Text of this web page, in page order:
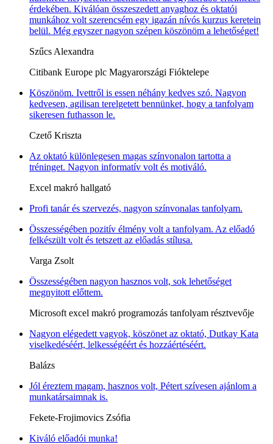
érdekében. Kiválóan összeszedett anyaghoz és oktatói
munkához volt szerencsém egy igazán nívós kurzus keretein
belül. Még egyszer nagyon szépen köszönöm a lehetőséget!
Szűcs Alexandra
Citibank Europe plc Magyarországi Fióktelepe
Köszönöm. Ivettről is essen néhány kedves szó. Nagyon
kedvesen, agilisan terelgetett bennünket, hogy a tanfolyam
sikeresen futhasson le.
Czető Kriszta
Az oktató különlegesen magas színvonalon tartotta a
tréninget. Nagyon informatív volt és motiváló.
Excel makró hallgató
Profi tanár és szervezés, nagyon színvonalas tanfolyam.
Összességében pozitív élmény volt a tanfolyam. Az előadó
felkészült volt és tetszett az előadás stílusa.
Varga Zsolt
Összességében nagyon hasznos volt, sok lehetőséget
megnyitott előttem.
Microsoft excel makró programozás tanfolyam résztvevője
Nagyon elégedett vagyok, köszönet az oktató, Dutkay Kata
viselkedéséért, lelkességéért és hozzáértéséért.
Balázs
Jól éreztem magam, hasznos volt, Pétert szívesen ajánlom a
munkatársaimnak is.
Fekete-Frojimovics Zsófia
Kiváló előadói munka!